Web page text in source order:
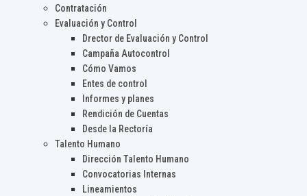
Contratación
Evaluación y Control
Drector de Evaluación y Control
Campaña Autocontrol
Cómo Vamos
Entes de control
Informes y planes
Rendición de Cuentas
Desde la Rectoría
Talento Humano
Dirección Talento Humano
Convocatorias Internas
Lineamientos